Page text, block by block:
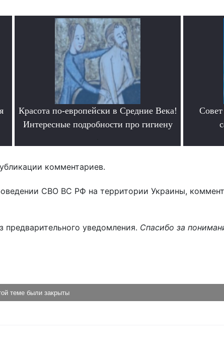
Красота по-европейски в Средние Века!
Интересные подробности про гигиену
комментариев.
СВО ВС РФ на территории Украины,
уведомления. Спасибо за
теме были закрыты